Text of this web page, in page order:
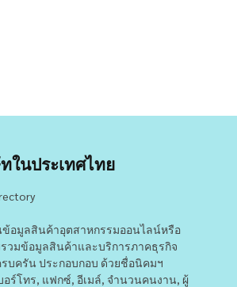
ในประเทศไทย
ข้อมูลสินค้าอุตสาหกรรมออนไลน์หรือ
รวมข้อมูลสินค้าและบริการภาคธุรกิจ
บครัน ประกอบกอบ ด้วยชื่อนิคมฯ
อร์โทร, แฟกซ์, อีเมล์, จำนวนคนงาน, ผู้